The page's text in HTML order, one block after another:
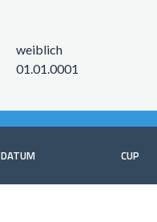
weiblich
01.01.0001
DATUM CUP